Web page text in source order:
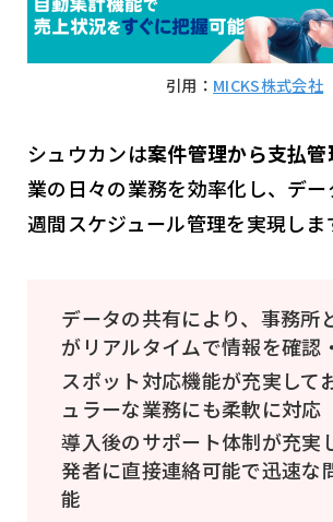
引用： MICKS株式会社
シュウカンは案件管理から支払管
業の日々の業務を効率化し、デー
週間スケジュール管理を実現しま
データの共有により、事務所
がリアルタイムで情報を確認
スポット対応機能が充実して
ュラーな業務にも柔軟に対応
導入後のサポート体制が充実
発者に直接連絡可能で迅速な
能